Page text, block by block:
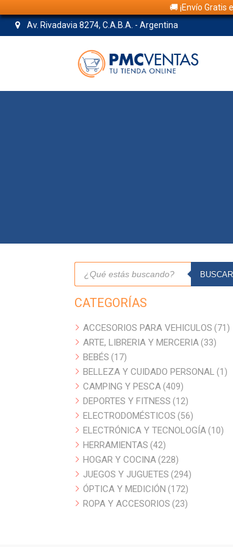
🚚 ¡Envío
Av. Rivadavia 8274, C.A.B.A. - Argentina
Búsqueda
productos
BUSCAR
CATEGORÍAS
ACCESORIOS PARA VEHICULOS 71 71
ARTE, LIBRERIA Y MERCERIA 3333
BEBÉS 1717
productos
BELLEZA Y CUIDADO PERSONAL 1 1
CAMPING Y PESCA 409409
productos
DEPORTES Y FITNESS 1212
productos
ELECTRODOMÉSTICOS 5656
productos
ELECTRÓNICA Y TECNOLOGÍA 1010
HERRAMIENTAS 4242
productos
HOGAR Y COCINA 228228
productos
JUEGOS Y JUGUETES 294294
ÓPTICA Y MEDICIÓN 172172
productos
ROPA Y ACCESORIOS 2323